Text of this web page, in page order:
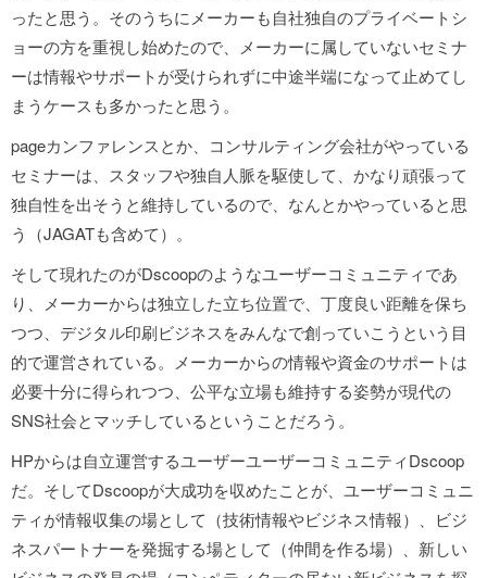
ったと思う。そのうちにメーカーも自社独自のプライベートシ
ョーの方を重視し始めたので、メーカーに属していないセミナ
ーは情報やサポートが受けられずに中途半端になって止めてし
まうケースも多かったと思う。
pageカンファレンスとか、コンサルティング会社がやっている
セミナーは、スタッフや独自人脈を駆使して、かなり頑張って
独自性を出そうと維持しているので、なんとかやっていると思
う（JAGATも含めて）。
そして現れたのがDscoopのようなユーザーコミュニティであ
り、メーカーからは独立した立ち位置で、丁度良い距離を保ち
つつ、デジタル印刷ビジネスをみんなで創っていこうという目
的で運営されている。メーカーからの情報や資金のサポートは
必要十分に得られつつ、公平な立場も維持する姿勢が現代の
SNS社会とマッチしているということだろう。
HPからは自立運営するユーザーユーザーコミュニティDscoop
だ。そしてDscoopが大成功を収めたことが、ユーザーコミュニ
ティが情報収集の場として（技術情報やビジネス情報）、ビジ
ネスパートナーを発掘する場として（仲間を作る場）、新しい